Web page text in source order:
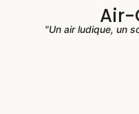
Air-
"Un air ludique, un